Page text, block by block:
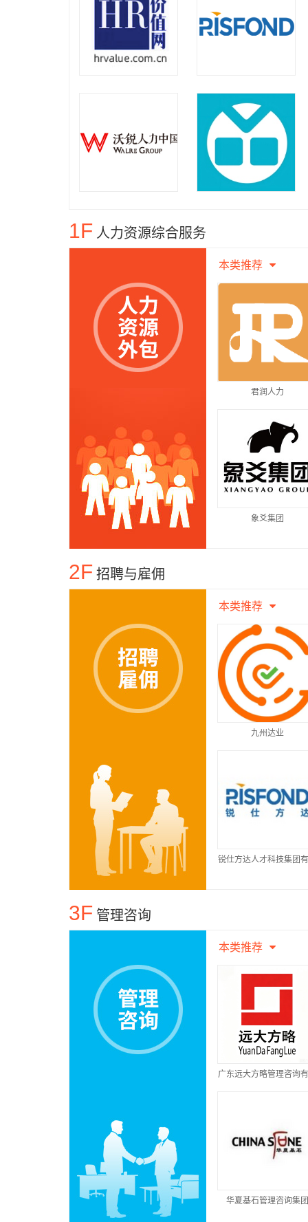
1F 人力资源综合服务
本类推荐
君润人力
象爻集团
2F 招聘与雇佣
本类推荐
九州达业
锐仕方达人才科技集团
3F 管理咨询
本类推荐
广东远大方略管理咨询
华夏基石管理咨询集团